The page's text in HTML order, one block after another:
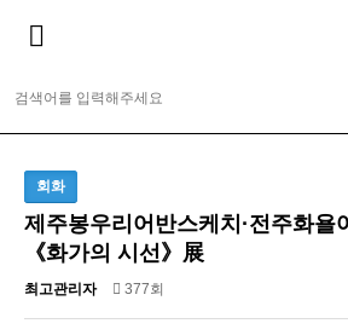
회화
제주봉우리어반스케치·전주화욜
《화가의 시선》展
최고관리자 377회